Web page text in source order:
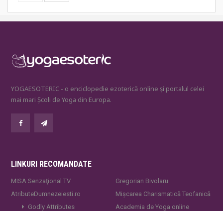
YOGAESOTERIC - o enciclopedie ezoterică online și portalul celei
mai mari Școli de Yoga din Europa.
LINKURI RECOMANDATE
MISA Senzaţional TV
AtributeDumnezeiesti.ro
Godly Attributes
Gregorian Bivolaru
Mișcarea Charismatică Teofanică
Academia de Yoga online